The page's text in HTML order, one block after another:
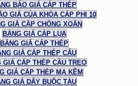
BÁO GIÁ CÁP THÉP
GIÁ CỦA KHÓA CÁP PHI 10
GIÁ CÁP CHỐNG XOẮN
BẢNG GIÁ CÁP LỤA
BẢNG GIÁ CÁP THÉP
GIÁ CÁP THÉP CẨU
GIÁ CÁP THÉP CẦU TREO
GIÁ CÁP THÉP MẠ KẼM
GIÁ DÂY BUỘC TÀU